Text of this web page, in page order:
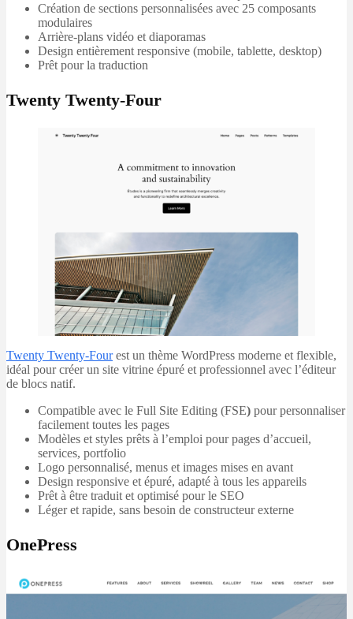
Création de sections personnalisées avec 25 composants
modulaires
Arrière-plans vidéo et diaporamas
Design entièrement responsive (mobile, tablette, desktop)
Prêt pour la traduction
Twenty Twenty-Four
Twenty Twenty‑Fourest un thème WordPress moderne et flexible,
idéal pour créer un site vitrine épuré et professionnel avec l’éditeur
de blocs natif.
Compatible avec le Full Site Editing (FSE) pour personnaliser
facilement toutes les pages
Modèles et styles prêts à l’emploi pour pages d’accueil,
services, portfolio
Logo personnalisé, menus et images mises en avant
Design responsive et épuré, adapté à tous les appareils
Prêt à être traduit et optimisé pour le SEO
Léger et rapide, sans besoin de constructeur externe
OnePress